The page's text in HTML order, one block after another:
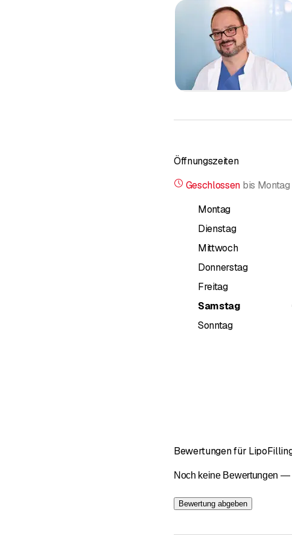
Öffnungszeiten
Geschlossen bis
Montag
Dienstag
Mittwoch
Donnerstag
Freitag
Samstag
Sonntag
Bewertungen für
Noch keine Bewertungen —
Bewertung abgeben